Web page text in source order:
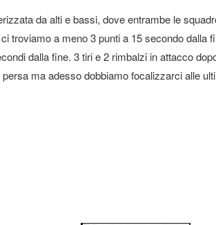
da alti e bassi, dove entrambe le
a meno 3 punti a 15 secondo dalla
dalla fine. 3 tiri e 2 rimbalzi in attacco
ma adesso dobbiamo focalizzarci alle